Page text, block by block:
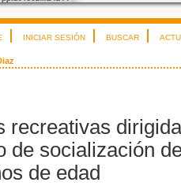
INICIAR SESIÓN BUSCAR
recreativas
de socialización
de edad